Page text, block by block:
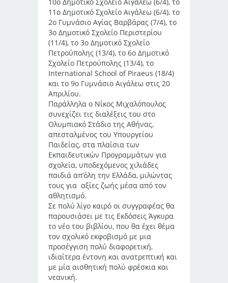
11ο Δημοτικό Σχολείο Αιγάλεω (6/4), το
2ο Γυμνάσιο Αγίας Βαρβάρας (7/4), το
3ο Δημοτικό Σχολείο Περιστερίου
(11/4), το 3ο Δημοτικό Σχολείο
Πετρούπολης (13/4), το 6ο Δημοτικό
Σχολείο Πετρούπολης (13/4), το
International School of Piraeus (18/4)
και το 9ο Γυμνάσιο Αιγάλεω στις 20
Απριλίου.
Παράλληλα ο Νίκος Μιχαλόπουλος
συνεχίζει τις διαλέξεις του στο
Ολυμπιακό Στάδιο της Αθήνας,
απεσταλμένος του Υπουργείου
Παιδείας, στα πλαίσια των
Εκπαιδευτικών Προγραμμάτων για
σχολεία, υποδεχόμενος χιλιάδες
παιδιά απ’όλη την Ελλάδα, μιλώντας
τους για αξίες ζωής μέσα από τον
αθλητισμό.
Σε πολύ λίγο καιρό οι συγγραφέας θα
παρουσιάσει με τις Εκδόσεις Άγκυρα
το νέο του βιβλίου, που θα έχει θέμα
τον σχολικό εκφοβισμό με μια
προσέγγιση πολύ διαφορετική,
ιδιαίτερα έντονη και ανατρεπτική και
με μία αισθητική πολύ φρέσκια και
νεανική.